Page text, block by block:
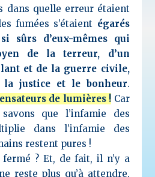
dans quelle erreur étaient
fumées s’étaient égarés
sûrs d’eux-mêmes qui
de la terreur, d’un
et de la guerre civile,
la justice et le bonheur.
de lumières ! Car
que l’infamie des
dans l’infamie des
restent pures !
? Et, de fait, il n’y a
reste plus qu’à attendre,